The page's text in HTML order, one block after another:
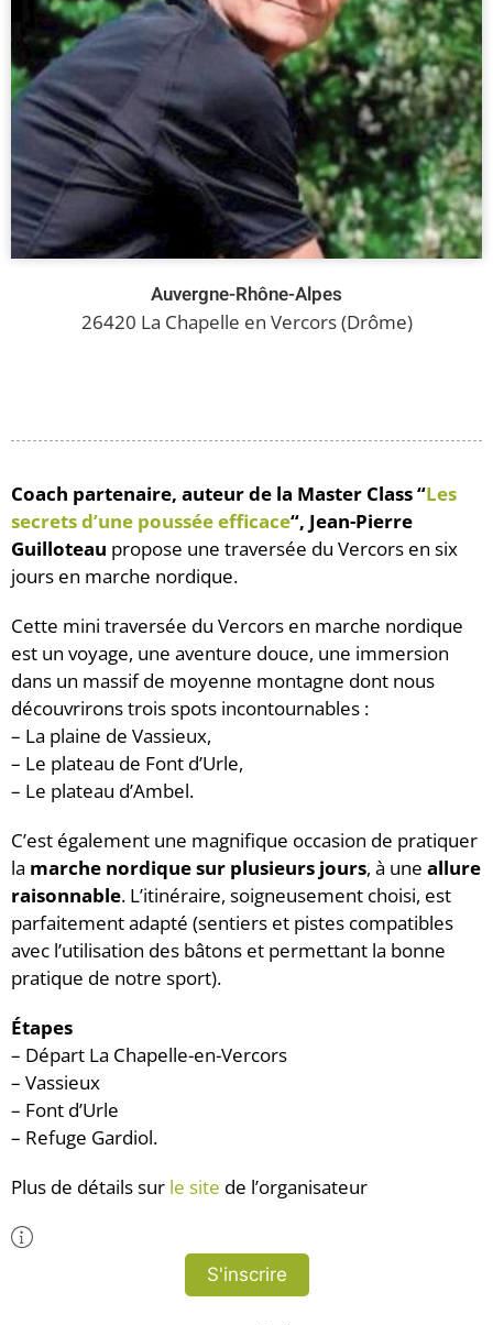
Coach partenaire, auteur de la Master Class “Les
secrets d’une poussée efficace“, Jean-Pierre
Guilloteau propose une traversée du Vercors en six
jours en marche nordique.
Cette mini traversée du Vercors en marche nordique
est un voyage, une aventure douce, une immersion
dans un massif de moyenne montagne dont nous
découvrirons trois spots incontournables :
– La plaine de Vassieux,
– Le plateau de Font d’Urle,
– Le plateau d’Ambel.
C’est également une magnifique occasion de pratiquer
la marche nordique sur plusieurs jours, à une allure
raisonnable. L’itinéraire, soigneusement choisi, est
parfaitement adapté (sentiers et pistes compatibles
avec l’utilisation des bâtons et permettant la bonne
pratique de notre sport).
Étapes
– Départ La Chapelle-en-Vercors
– Vassieux
– Font d’Urle
– Refuge Gardiol.
Plus de détails sur le site de l’organisateur
S'inscrire
Auvergne-Rhône-Alpes
26420 La Chapelle en Vercors (Drôme)